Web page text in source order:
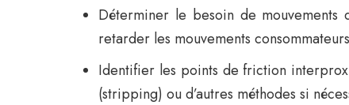
Déterminer le besoin de mouvements
retarder les mouvements
Identifier les points de friction
(stripping) ou d’autres méthodes si